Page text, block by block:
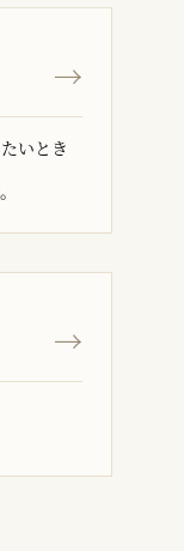
いとき